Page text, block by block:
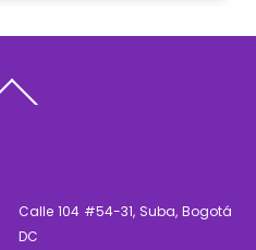
To
Calle 104 #54-31, Suba, Bogotá
DC